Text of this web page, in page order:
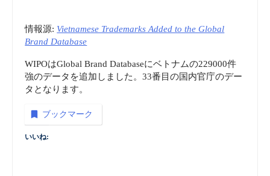
情報源: Vietnamese Trademarks Added to the Global
Brand Database
WIPOはGlobal Brand Databaseにベトナムの229000件
強のデータを追加しました。33番目の国内官庁のデー
タとなります。
ブックマーク
いいね: